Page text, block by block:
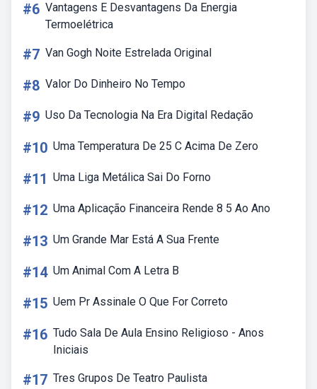
#6 Vantagens E Desvantagens Da Energia
Termoelétrica
#7 Van Gogh Noite Estrelada Original
#8 Valor Do Dinheiro No Tempo
#9 Uso Da Tecnologia Na Era Digital Redação
#10 Uma Temperatura De 25 C Acima De Zero
#11 Uma Liga Metálica Sai Do Forno
#12 Uma Aplicação Financeira Rende 8 5 Ao Ano
#13 Um Grande Mar Está A Sua Frente
#14 Um Animal Com A Letra B
#15 Uem Pr Assinale O Que For Correto
#16 Tudo Sala De Aula Ensino Religioso - Anos
Iniciais
#17 Tres Grupos De Teatro Paulista